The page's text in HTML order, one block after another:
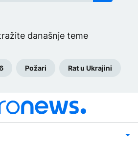
današnje teme
Požari Rat u Ukrajini